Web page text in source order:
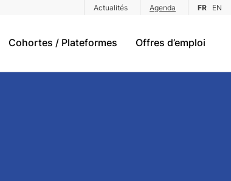
Actualités Agenda FR EN
Cohortes / Plateformes Offres d’emploi